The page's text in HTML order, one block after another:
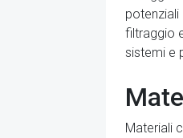
filtraggio
sistemi e
Materiali